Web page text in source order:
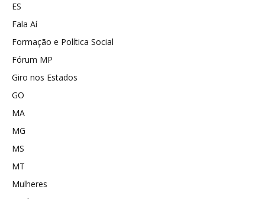
ES
Fala Aí
Formação e Política Social
Fórum MP
Giro nos Estados
GO
MA
MG
MS
MT
Mulheres